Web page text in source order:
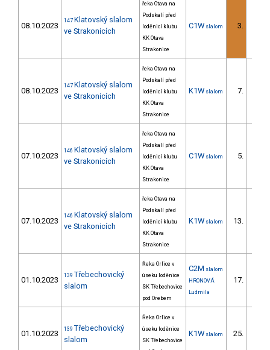
08.10.2023
147 Klatovský slalom
ve Strakonicích
řeka Otava na
Podskalí před
loděnicí klubu
KK Otava
Strakonice
C1W slalom 3.
08.10.2023
147 Klatovský slalom
ve Strakonicích
řeka Otava na
Podskalí před
loděnicí klubu
KK Otava
Strakonice
K1W slalom 7.
07.10.2023
146 Klatovský slalom
ve Strakonicích
řeka Otava na
Podskalí před
loděnicí klubu
KK Otava
Strakonice
C1W slalom 5.
07.10.2023
146 Klatovský slalom
ve Strakonicích
řeka Otava na
Podskalí před
loděnicí klubu
KK Otava
Strakonice
K1W slalom 13.
01.10.2023 139 Třebechovický
slalom
Řeka Orlice v
úseku loděnice
SK Třebechovice
pod Orebem
C2M slalom
HRONOVÁ
Ludmila
17.
01.10.2023 139 Třebechovický
slalom
Řeka Orlice v
úseku loděnice
SK Třebechovice
K1W slalom 25.